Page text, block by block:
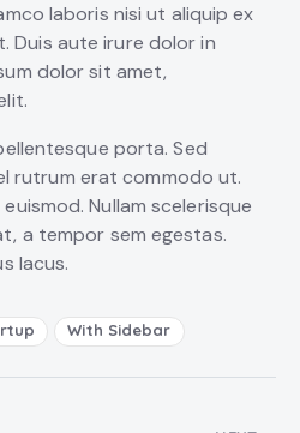
laboris nisi ut aliquip ex
Duis aute irure dolor in
dolor sit amet,
porta. Sed
rutrum erat commodo ut.
Nullam scelerisque
a tempor sem egestas.
lacus.
With Sidebar